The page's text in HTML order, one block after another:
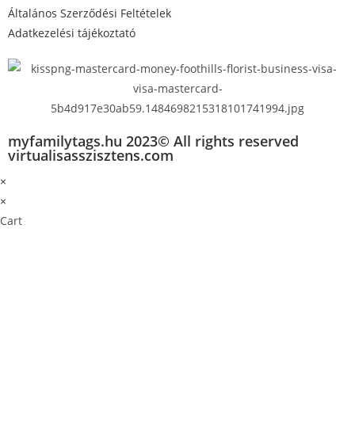
Általános Szerződési Feltételek
Adatkezelési tájékoztató
myfamilytags.hu 2023© All rights reserved
virtualisasszisztens.com
×
×
Cart